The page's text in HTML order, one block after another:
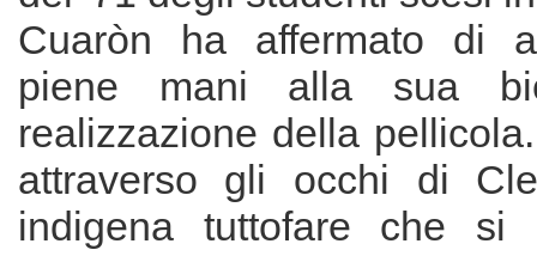
Cuaròn ha affermato di
piene mani alla sua
realizzazione della
attraverso gli occhi di
indigena tuttofare che si